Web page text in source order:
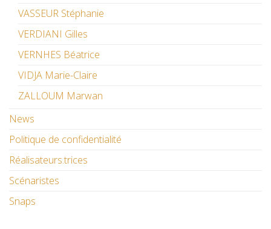
VASSEUR Stéphanie
VERDIANI Gilles
VERNHES Béatrice
VIDJA Marie-Claire
ZALLOUM Marwan
News
Politique de confidentialité
Réalisateurs.trices
Scénaristes
Snaps